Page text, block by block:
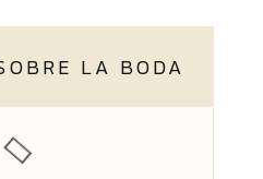
LA BODA